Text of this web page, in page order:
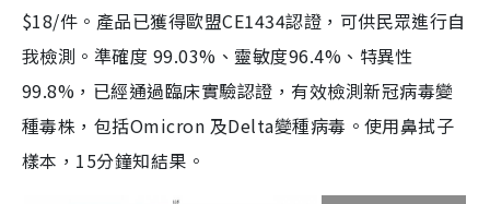
$18/件。產品已獲得歐盟CE1434認證，可供民眾進行自
我檢測。準確度 99.03%、靈敏度96.4%、特異性
99.8%，已經通過臨床實驗認證，有效檢測新冠病毒變
種毒株，包括Omicron 及Delta變種病毒。使用鼻拭子
樣本，15分鐘知結果。